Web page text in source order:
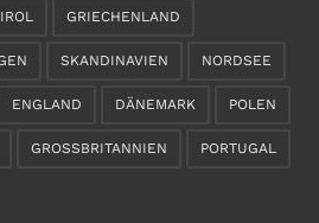
GRIECHENLAND
SKANDINAVIEN NORDSEE
ENGLAND DÄNEMARK POLEN
GROSSBRITANNIEN PORTUGAL